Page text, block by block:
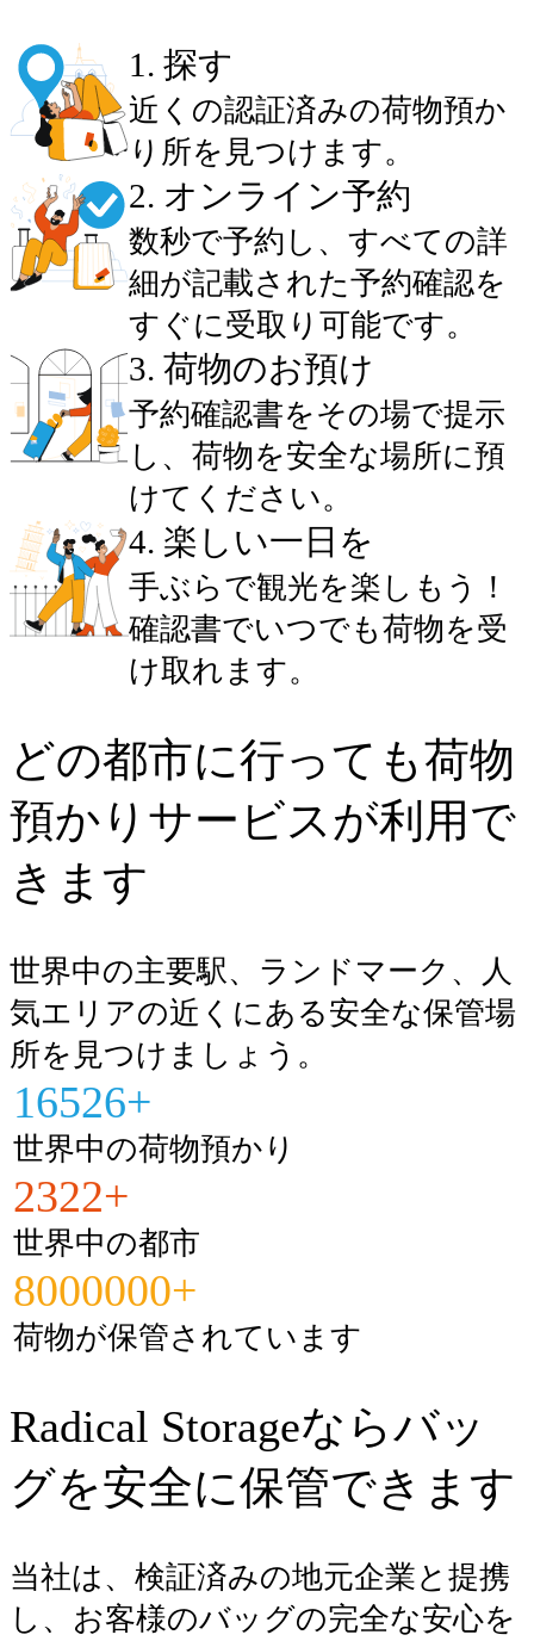
1 . 探す
近くの認証済みの荷物預か
り所を見つけます。
2. オンライン予約
数秒で予約し、すべての詳
細が記載された予約確認を
すぐに受取り可能です。
3. 荷物のお預け
予約確認書をその場で提示
し、荷物を安全な場所に預
けてください。
4. 楽しい一日を
手ぶらで観光を楽しもう！
確認書でいつでも荷物を受
け取れます。
どの都市に行っても荷物
預かりサービスが利用で
きます
世界中の主要駅、ランドマーク、人
気エリアの近くにある安全な保管場
所を見つけましょう。
16526+
世界中の荷物預かり
2322+
世界中の都市
8000000+
荷物が保管されています
Radical Storageならバッ
グを安全に保管できます
当社は、検証済みの地元企業と提携
し、お客様のバッグの完全な安心を